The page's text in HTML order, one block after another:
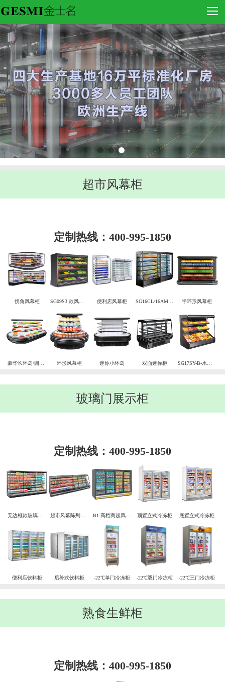
超市风幕柜
定制热线：400-995-1850
拐角风幕柜 便利店风幕柜 SG16CL/16AM便利店组合柜 半环形风幕柜
豪华长环岛/圆环岛 环形风幕柜 迷你小环岛 双面迷你柜 SG17SY-B-水果柜
玻璃门展示柜
定制热线：400-995-1850
B1-高档商超风冷陈列柜 顶置立式冷冻柜 底置立式冷冻柜
便利店饮料柜 后补式饮料柜 -22℃单门冷冻柜 -22℃双门冷冻柜 -22℃三门冷冻柜
熟食生鲜柜
定制热线：400-995-1850